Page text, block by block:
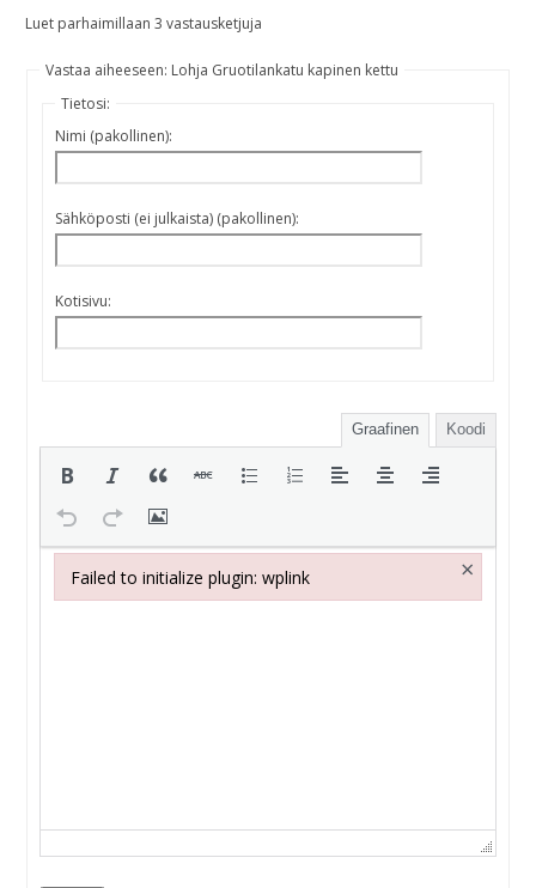
Luet parhaimillaan 3 vastausketjuja
Vastaa aiheeseen: Lohja Gruotilankatu kapinen kettu
Tietosi:
Nimi (pakollinen):
Sähköposti (ei julkaista) (pakollinen):
Kotisivu:
Graafinen Koodi
Failed to initialize plugin: wplink ×
Failed to initialize plugin: wplink